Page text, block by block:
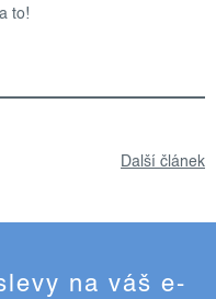
to!
Další článek
na váš e-